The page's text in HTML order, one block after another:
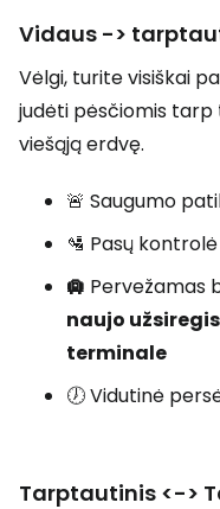
Vidaus ->
Vėlgi, turite visiškai
judėti pėsčiomis
viešąją erdvę.
🚨 Saugumo
🛂 Pasų
🛄 Pervežamas
naujo
terminale
🕖 Vidutinė
Tarptautinis <->